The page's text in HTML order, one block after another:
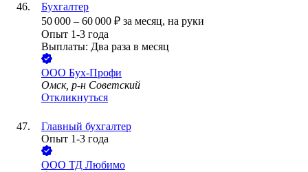
Бухгалтер
50 000 – 60 000 ₽ за месяц, на руки
Опыт 1-3 года
Выплаты: Два раза в месяц
ООО Бух-Профи
Омск, р-н Советский
Откликнуться
Главный бухгалтер
Опыт 1-3 года
ООО ТД Любимо